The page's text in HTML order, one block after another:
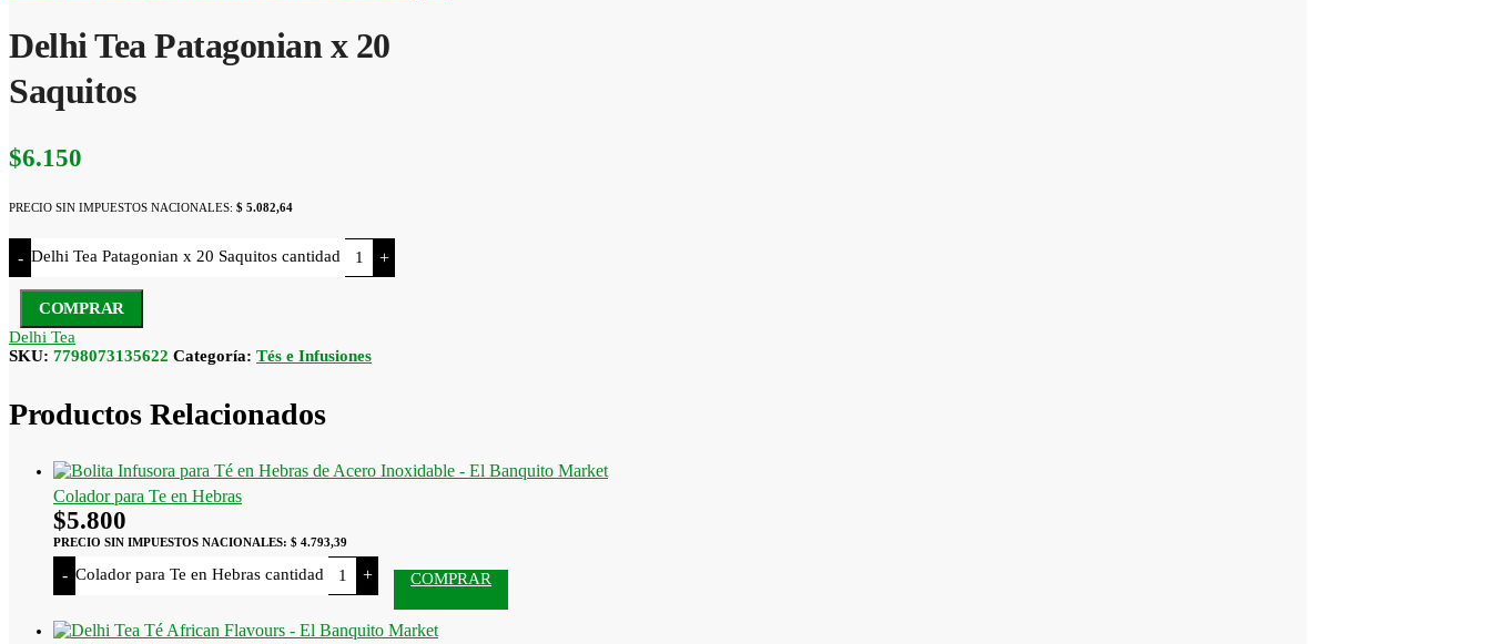
Delhi Tea Patagonian x 20
Saquitos
$6.150
PRECIO SIN IMPUESTOS NACIONALES: $ 5.082,64
- Delhi Tea Patagonian x 20 Saquitos cantidad +
COMPRAR
Delhi Tea
SKU: 7798073135622 Categoría: Tés e Infusiones
Productos Relacionados
Colador para Te en Hebras
$5.800
PRECIO SIN IMPUESTOS NACIONALES: $ 4.793,39
- Colador para Te en Hebras cantidad + COMPRAR